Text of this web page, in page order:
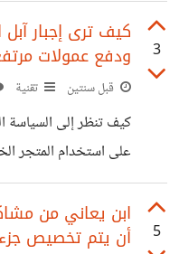
دراستهم الجامعية
التعليم الجامعي
3
كيف ترى إجبار
ودفع عمولات
قبل سنتين تقنية
كيف تنظر إلى السياسة
على استخدام المتجر
مع فرض عمولات
5
ابن يعاني من
أن يتم تخصيص جزء